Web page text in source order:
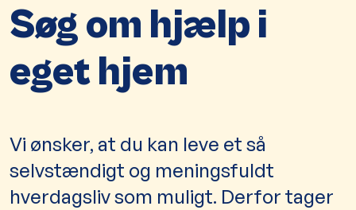
Søg om hjælp i
eget hjem
Vi ønsker, at du kan leve et så
selvstændigt og meningsfuldt
hverdagsliv som muligt. Derfor tager